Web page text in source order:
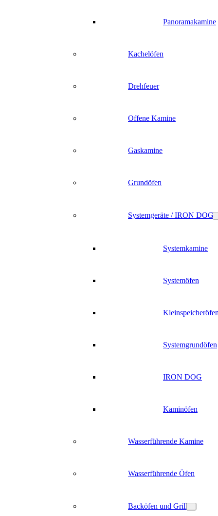
Panoramakamine
Kachelöfen
Drehfeuer
Offene Kamine
Gaskamine
Grundöfen
Systemgeräte / IRON DOG
Systemkamine
Systemöfen
Systemgrundöfen
IRON DOG
Kaminöfen
Wasserführende Kamine
Wasserführende Öfen
Backöfen und Grill